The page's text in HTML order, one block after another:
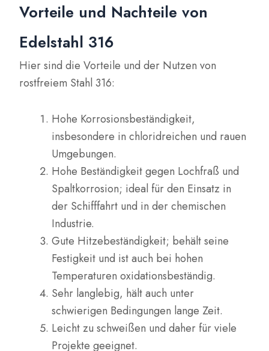
Vorteile und Nachteile von
Edelstahl 316
Hier sind die Vorteile und der Nutzen von
rostfreiem Stahl 316:
Hohe Korrosionsbeständigkeit,
insbesondere in chloridreichen und rauen
Umgebungen.
Hohe Beständigkeit gegen Lochfraß und
Spaltkorrosion; ideal für den Einsatz in
der Schifffahrt und in der chemischen
Industrie.
Gute Hitzebeständigkeit; behält seine
Festigkeit und ist auch bei hohen
Temperaturen oxidationsbeständig.
Sehr langlebig, hält auch unter
schwierigen Bedingungen lange Zeit.
Leicht zu schweißen und daher für viele
Projekte geeignet.